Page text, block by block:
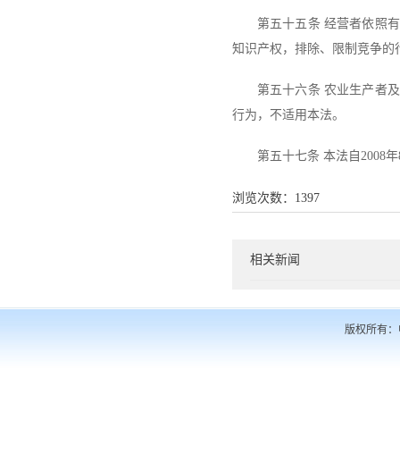
第五十五条 经营者依照
知识产权，排除、限制竞争的
第五十六条 农业生产者
行为，不适用本法。
第五十七条 本法自2008
浏览次数： 1397
相关新闻
版权所有